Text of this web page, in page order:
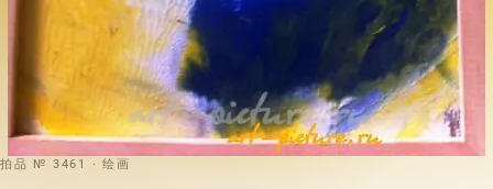
拍品 № 3461 · 绘画